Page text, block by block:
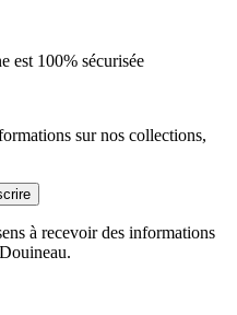
est 100% sécurisée
sur nos collections,
à recevoir des informations